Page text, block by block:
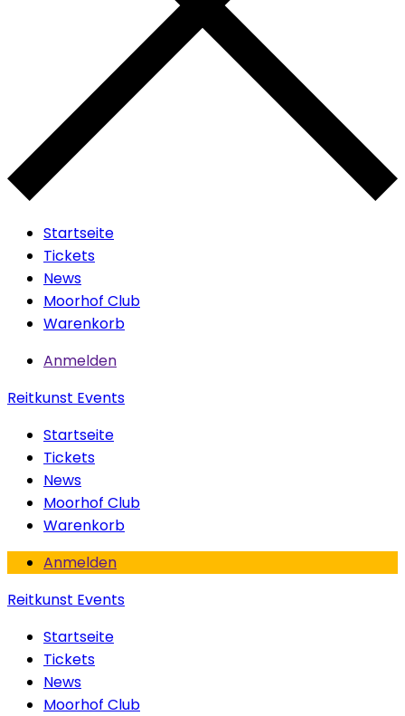
Startseite
Tickets
News
Moorhof Club
Warenkorb
Anmelden
Reitkunst Events
Startseite
Tickets
News
Moorhof Club
Warenkorb
Anmelden
Reitkunst Events
Startseite
Tickets
News
Moorhof Club